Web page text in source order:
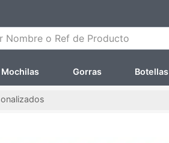
o Ref de Producto
Mochilas Gorras Botellas